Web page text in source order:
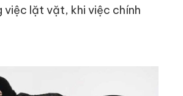
việc lặt vặt, khi việc chính